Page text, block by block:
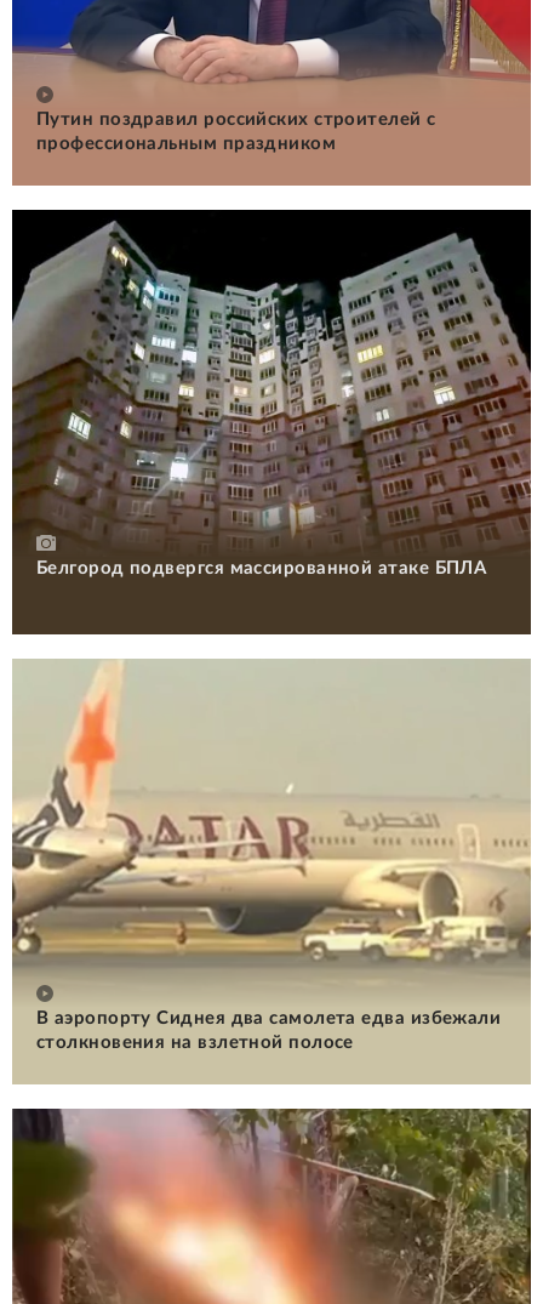
Путин поздравил российских строителей с
профессиональным праздником
Белгород подвергся массированной атаке БПЛА
В аэропорту Сиднея два самолета едва избежали
столкновения на взлетной полосе